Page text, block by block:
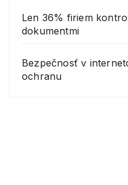
Len 36% firiem
dokumentmi
Bezpečnosť v
ochranu